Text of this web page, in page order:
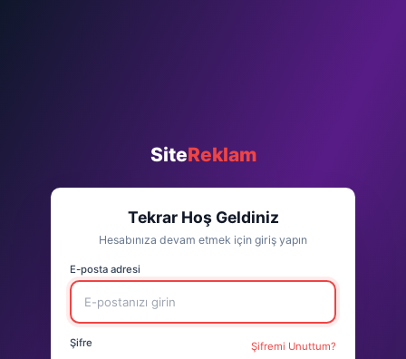
SiteReklam
Tekrar Hoş Geldiniz
Hesabınıza devam etmek için giriş yapın
E-posta adresi
Şifre Şifremi Unuttum?